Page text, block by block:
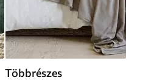
Többrészes